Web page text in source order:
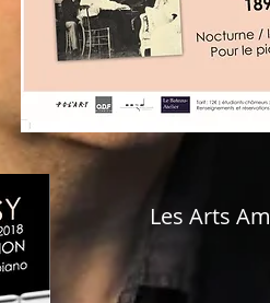
Les Arts